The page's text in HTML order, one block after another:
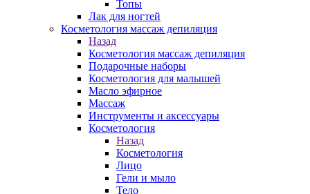
Топы
Лак для ногтей
Косметология массаж депиляция
Назад
Косметология массаж депиляция
Подарочные наборы
Косметология для малышей
Масло эфирное
Массаж
Инструменты и аксессуары
Косметология
Назад
Косметология
Лицо
Гели и мыло
Тело